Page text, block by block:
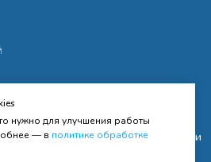
Политика конфиденциальности
нужно для улучшения работы
— в политике обработке